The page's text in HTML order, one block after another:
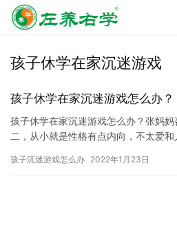
孩子休学在家沉迷游戏
孩子休学在家沉迷游戏怎么办？
孩子休学在家沉迷游戏怎么办？张妈
二，从小就是性格有点内向，不太爱
不…
孩子沉迷游戏怎么办 2022年1月23日